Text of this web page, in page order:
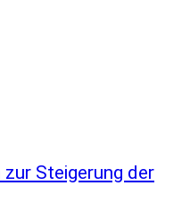
Steigerung der